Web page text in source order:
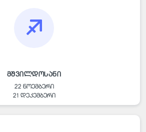
მშვილდოსანი
22 ნოემბერი
21 დეკემბერი